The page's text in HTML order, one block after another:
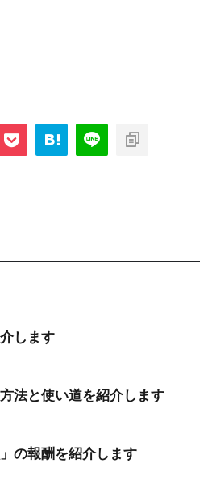
します
法と使い道を紹介します
の報酬を紹介します